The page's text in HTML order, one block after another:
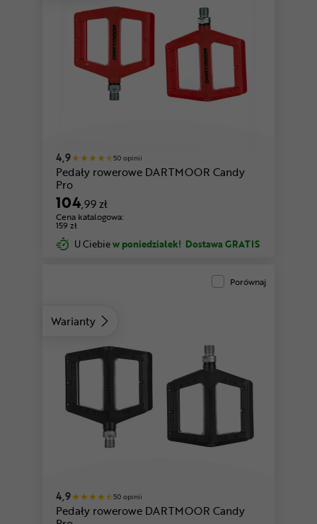
4,9 50 opinii
Pedały rowerowe DARTMOOR Candy
Pro
104,99 zł
Cena katalogowa:
159 zł
U Ciebiew poniedziałek! Dostawa GRATIS
Warianty
Porównaj
4,9 50 opinii
Pedały rowerowe DARTMOOR Candy